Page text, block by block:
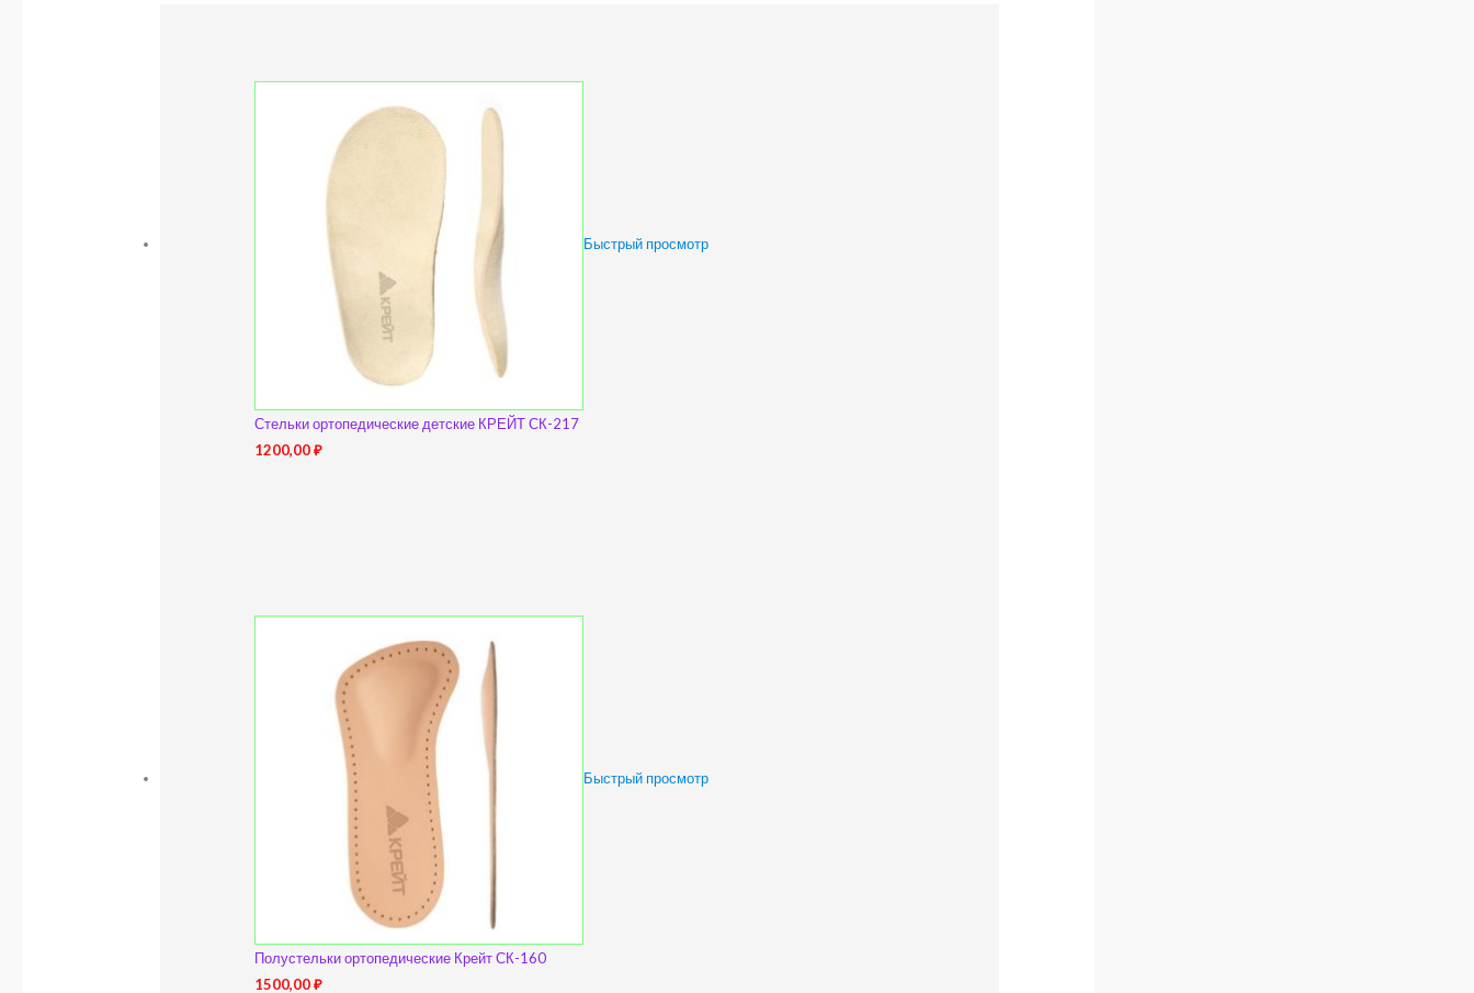
Быстрый просмотр
Стельки ортопедические детские КРЕЙТ СК-217
1200,00₽
Быстрый просмотр
Полустельки ортопедические Крейт СК-160
1500,00₽